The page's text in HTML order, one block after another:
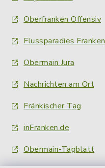
Oberfranken Offensiv
Flussparadies Franken
Obermain Jura
Nachrichten am Ort
Fränkischer Tag
inFranken.de
Obermain-Tagblatt